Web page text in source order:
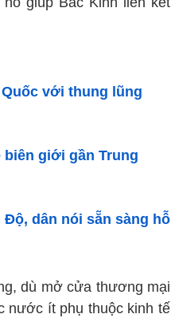
với thung lũng
giới gần Trung
dân nói sẵn sàng hỗ
dù mở cửa thương mại
nước ít phụ thuộc kinh tế